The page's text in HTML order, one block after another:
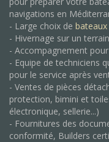
navigations en
- Large choix de
- Hivernage sur un
- Accompagnement
- Equipe de techniciens
pour le service après
- Ventes de pièces
protection, bimini et
électronique, sellerie...)
- Fournitures des
conformité, Builders